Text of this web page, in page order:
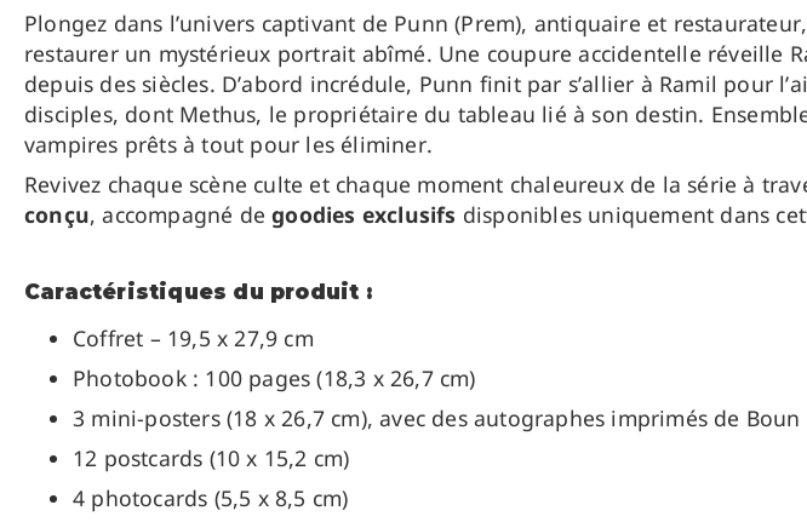
Plongez dans l’univers captivant de Punn (Prem), antiquaire et
restaurer un mystérieux portrait abîmé. Une coupure accidentelle réveille
depuis des siècles. D’abord incrédule, Punn finit par s’allier à Ramil pour
disciples, dont Methus, le propriétaire du tableau lié à son destin.
vampires prêts à tout pour les éliminer.
Revivez chaque scène culte et chaque moment chaleureux de la série à
conçu, accompagné degoodies exclusifs disponibles uniquement dans
Caractéristiques du produit :
Coffret – 19,5 x 27,9 cm
Photobook : 100 pages (18,3 x 26,7 cm)
3 mini-posters (18 x 26,7 cm), avec des autographes imprimés de Boun
12 postcards (10 x 15,2 cm)
4 photocards (5,5 x 8,5 cm)